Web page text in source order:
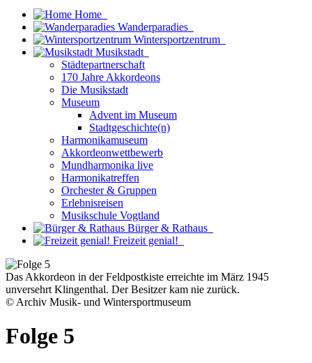
Home
Wanderparadies
Wintersportzentrum
Musikstadt
Städtepartnerschaft
170 Jahre Akkordeons
Die Musikstadt
Museum
Advent im Museum
Stadtgeschichte(n)
Harmonikamuseum
Akkordeonwettbewerb
Mundharmonika live
Harmonikatreffen
Orchester & Gruppen
Erlebnisreisen
Musikschule Vogtland
Bürger & Rathaus
Freizeit genial!
Das Akkordeon in der Feldpostkiste erreichte im März 1945
unversehrt Klingenthal. Der Besitzer kam nie zurück.
© Archiv Musik- und Wintersportmuseum
Folge 5